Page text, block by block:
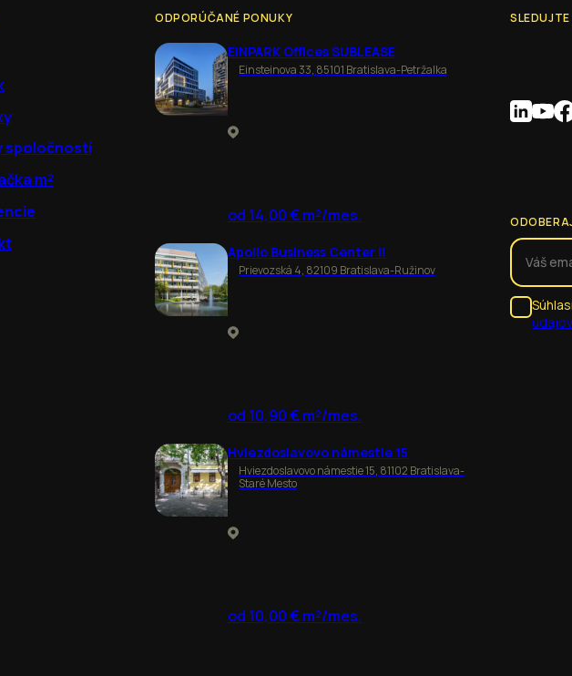
spoločností
m²
ODPORÚČANÉ PONUKY
EINPARK Offices SUBLEASE
Einsteinova 33, 85101 Bratislava-Petržalka
od 14,00 € m²/mes.
Apollo Business Center II
Prievozská 4, 82109 Bratislava-Ružinov
od 10,90 € m²/mes.
Hviezdoslavovo námestie 15
Hviezdoslavovo námestie 15, 81102 Bratislava-
Staré Mesto
od 10,00 € m²/mes.
údajov